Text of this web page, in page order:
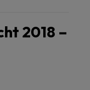
2018 –